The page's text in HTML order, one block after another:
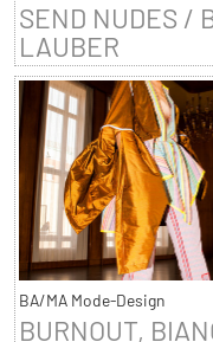
SEND NUDES /
LAUBER
BA/MA Mode-Design
BURNOUT,